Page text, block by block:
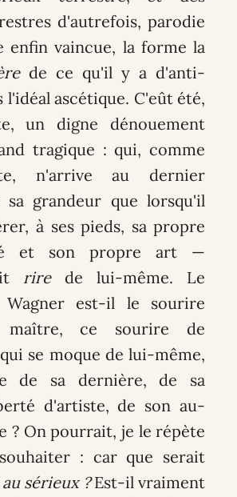
d'autrefois, parodie
enfin vaincue, la forme la
de ce qu'il y a d'anti-
l'idéal ascétique. C'eût été,
un digne dénouement
tragique : qui, comme
n'arrive au dernier
sa grandeur que lorsqu'il
à ses pieds, sa propre
et son propre art —
rirede lui-même. Le
est-il le sourire
maître, ce sourire de
se moque de lui-même,
de sa dernière, de sa
d'artiste, de son au-
? On pourrait, je le répète
: car que serait
sérieux ?Est-il vraiment